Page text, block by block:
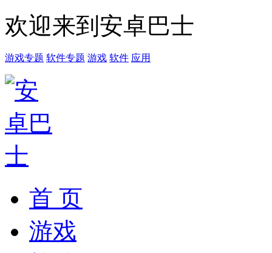
欢迎来到安卓巴士
游戏专题 软件专题 游戏 软件 应用
首 页
游戏